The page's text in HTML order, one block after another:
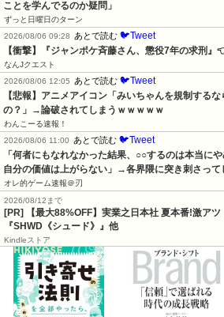
ことを学んでるのか疑問」
ずっと日曜日のターン
2026/08/06 09:28
あとで読む 🐦Tweet
【衝撃】『ジャンポケ斉藤さん、懲役7年の求刑』
なんJクエスト
2026/08/06 12:05
あとで読む 🐦Tweet
【悲報】アニメアイコン「みいちゃんを規制する
の？」→論破されてしまうｗｗｗｗｗ
わんこーる速報！
2026/08/06 11:00
あとで読む 🐦Tweet
「何者にもなれなかった結果、○○するのは本当に
自分の価値は上がらない」→各界隈に突き刺さって
オレ的ゲーム速報＠刃
2026/08/12まで
[PR] 【最大88%OFF】実業之日本社 夏本番!激アツ
『SHWD《シュード》』他
Kindleストア